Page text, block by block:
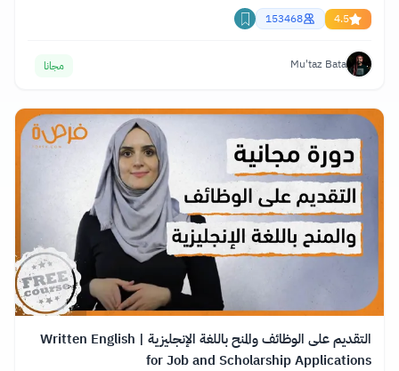
4.5
153468
Mu'taz Bata مجانا
التقديم على الوظائف والمنح باللغة الإنجليزية | Written English
for Job and Scholarship Applications